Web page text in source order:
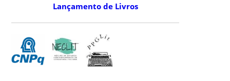
Lançamento de Livros